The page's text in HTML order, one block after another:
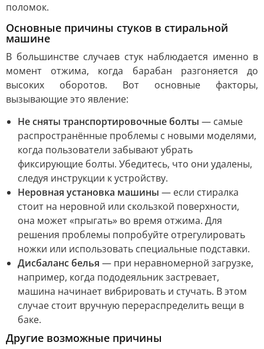
поломок.
Основные причины стуков в стиральной
машине
В большинстве случаев стук наблюдается именно в
момент отжима, когда барабан разгоняется до
высоких оборотов. Вот основные факторы,
вызывающие это явление:
Не сняты транспортировочные болты — самые
распространённые проблемы с новыми моделями,
когда пользователи забывают убрать
фиксирующие болты. Убедитесь, что они удалены,
следуя инструкции к устройству.
Неровная установка машины — если стиралка
стоит на неровной или скользкой поверхности,
она может «прыгать» во время отжима. Для
решения проблемы попробуйте отрегулировать
ножки или использовать специальные подставки.
Дисбаланс белья — при неравномерной загрузке,
например, когда пододеяльник застревает,
машина начинает вибрировать и стучать. В этом
случае стоит вручную перераспределить вещи в
баке.
Другие возможные причины